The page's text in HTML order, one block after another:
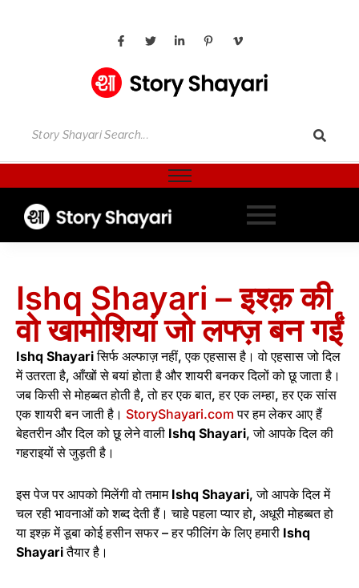
Ishq Shayari – इश्क़ की
वो खामोशियां जो लफ्ज़ बन गईं
Ishq Shayariसिर्फ अल्फाज़ नहीं, एक एहसास है। वो एहसास जो दिल
में उतरता है, आँखों से बयां होता है और शायरी बनकर दिलों को छू जाता है।
जब किसी से मोहब्बत होती है, तो हर एक बात, हर एक लम्हा, हर एक सांस
एक शायरी बन जाती है। StoryShayari.com पर हम लेकर आए हैं
बेहतरीन और दिल को छू लेने वाली Ishq Shayari, जो आपके दिल की
गहराइयों से जुड़ती है।
इस पेज पर आपको मिलेंगी वो तमाम Ishq Shayari, जो आपके दिल में
चल रही भावनाओं को शब्द देती हैं। चाहे पहला प्यार हो, अधूरी मोहब्बत हो
या इश्क़ में डूबा कोई हसीन सफर – हर फीलिंग के लिए हमारी Ishq
Shayariतैयार है।